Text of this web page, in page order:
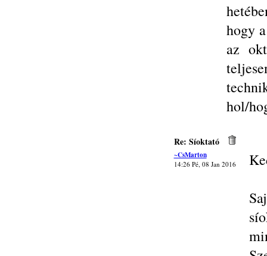
hogy
az
hol/
Re: Síoktató
~CsMarton
14:26 Pé, 08 Jan 2016